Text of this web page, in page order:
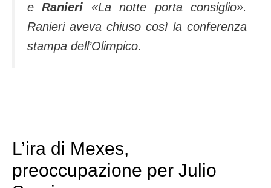
eRanieri «La notte porta consiglio».
Ranieri aveva chiuso così la conferenza
stampa dell’Olimpico.
L’ira di Mexes,
preoccupazione per Julio